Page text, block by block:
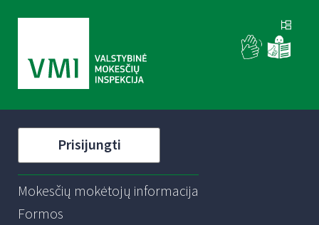
Prisijungti
Mokesčių mokėtojų informacija
Formos